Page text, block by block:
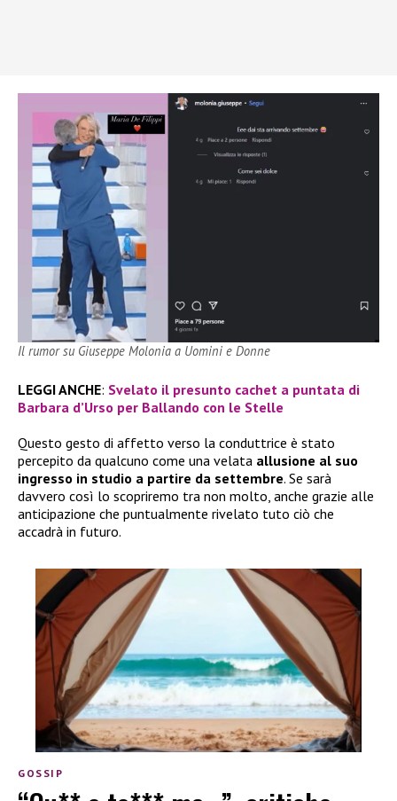
Il rumor su Giuseppe Molonia a Uomini e Donne
LEGGI ANCHE: Svelato il presunto cachet a puntata di
Barbara d’Urso per Ballando con le Stelle
Questo gesto di affetto verso la conduttrice è stato
percepito da qualcuno come una velata allusione al suo
ingresso in studio a partire da settembre. Se sarà
davvero così lo scopriremo tra non molto, anche grazie alle
anticipazione che puntualmente rivelato tuto ciò che
accadrà in futuro.
GOSSIP